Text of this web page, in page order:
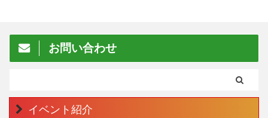
お問い合わせ
イベント紹介